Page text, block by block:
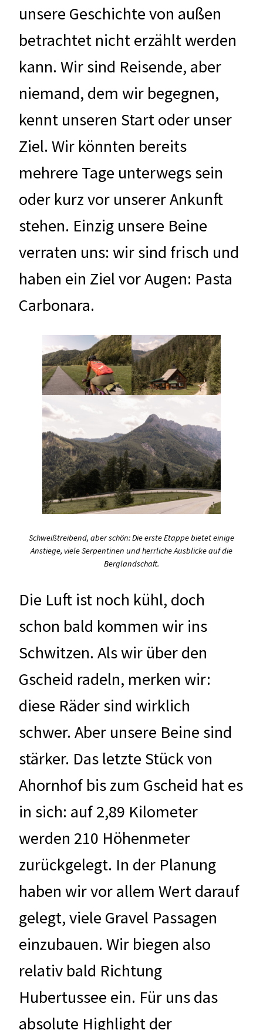
unsere Geschichte von außen
betrachtet nicht erzählt werden
kann. Wir sind Reisende, aber
niemand, dem wir begegnen,
kennt unseren Start oder unser
Ziel. Wir könnten bereits
mehrere Tage unterwegs sein
oder kurz vor unserer Ankunft
stehen. Einzig unsere Beine
verraten uns: wir sind frisch und
haben ein Ziel vor Augen: Pasta
Carbonara.
Schweißtreibend, aber schön: Die erste Etappe bietet einige
Anstiege, viele Serpentinen und herrliche Ausblicke auf die
Berglandschaft.
Die Luft ist noch kühl, doch
schon bald kommen wir ins
Schwitzen. Als wir über den
Gscheid radeln, merken wir:
diese Räder sind wirklich
schwer. Aber unsere Beine sind
stärker. Das letzte Stück von
Ahornhof bis zum Gscheid hat es
in sich: auf 2,89 Kilometer
werden 210 Höhenmeter
zurückgelegt. In der Planung
haben wir vor allem Wert darauf
gelegt, viele Gravel Passagen
einzubauen. Wir biegen also
relativ bald Richtung
Hubertussee ein. Für uns das
absolute Highlight der